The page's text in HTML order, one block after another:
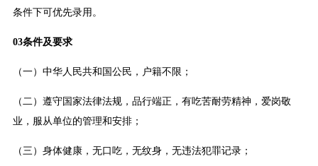
条件下可优先录用。
03条件及要求
（一）中华人民共和国公民，户籍不限；
（二）遵守国家法律法规，品行端正，有吃苦耐劳精神，爱岗敬
业，服从单位的管理和安排；
（三）身体健康，无口吃，无纹身，无违法犯罪记录；